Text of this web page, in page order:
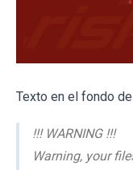
Texto en el fondo
!!! WARNING !!!
Warning, your